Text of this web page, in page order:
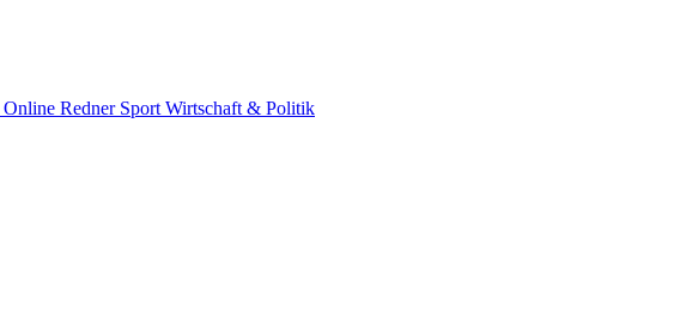
Online Redner Sport Wirtschaft & Politik